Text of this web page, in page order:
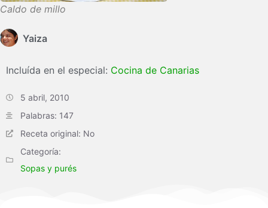
Caldo de millo
Yaiza
Incluída en el especial: Cocina de Canarias
5 abril, 2010
Palabras: 147
Receta original: No
Categoría:
Sopas y purés